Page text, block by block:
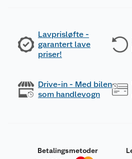
Lavprisløfte -
garantert lave
priser!
Drive-in - Med bilen
som handlevogn
Betalingsmetoder